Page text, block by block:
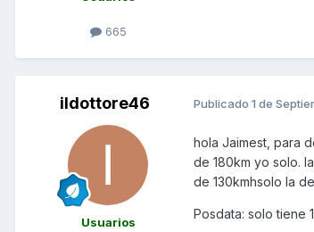
665
ildottore46
Usuarios
Publicado 1 de
hola Jaimest, para
de 180km yo solo.
de 130kmhsolo la
Posdata: solo tiene